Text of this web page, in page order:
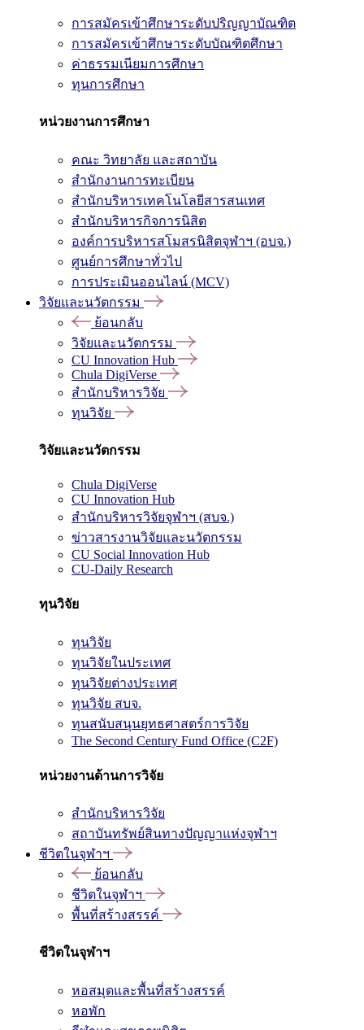
การสมัครเข้าศึกษาระดับปริญญาบัณฑิต
การสมัครเข้าศึกษาระดับบัณฑิตศึกษา
ค่าธรรมเนียมการศึกษา
ทุนการศึกษา
หน่วยงานการศึกษา
คณะ วิทยาลัย และสถาบัน
สำนักงานการทะเบียน
สำนักบริหารเทคโนโลยีสารสนเทศ
สำนักบริหารกิจการนิสิต
องค์การบริหารสโมสรนิสิตจุฬาฯ (อบจ.)
ศูนย์การศึกษาทั่วไป
การประเมินออนไลน์ (MCV)
วิจัยและนวัตกรรม
ย้อนกลับ
วิจัยและนวัตกรรม
CU Innovation Hub
Chula DigiVerse
สำนักบริหารวิจัย
ทุนวิจัย
วิจัยและนวัตกรรม
Chula DigiVerse
CU Innovation Hub
สำนักบริหารวิจัยจุฬาฯ (สบจ.)
ข่าวสารงานวิจัยและนวัตกรรม
CU Social Innovation Hub
CU-Daily Research
ทุนวิจัย
ทุนวิจัย
ทุนวิจัยในประเทศ
ทุนวิจัยต่างประเทศ
ทุนวิจัย สบจ.
ทุนสนับสนุนยุทธศาสตร์การวิจัย
The Second Century Fund Office (C2F)
หน่วยงานด้านการวิจัย
สำนักบริหารวิจัย
สถาบันทรัพย์สินทางปัญญาแห่งจุฬาฯ
ชีวิตในจุฬาฯ
ย้อนกลับ
ชีวิตในจุฬาฯ
พื้นที่สร้างสรรค์
ชีวิตในจุฬาฯ
หอสมุดและพื้นที่สร้างสรรค์
หอพัก